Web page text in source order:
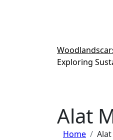
Exploring
Alat
Home Alat